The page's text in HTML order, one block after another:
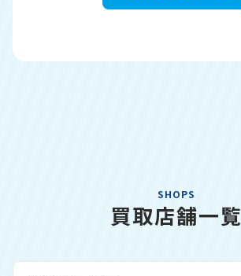
SHOPS
買取店舗一覧